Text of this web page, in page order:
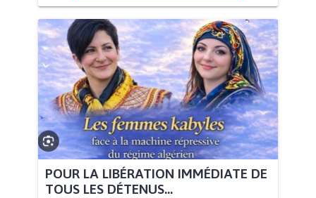
POUR LA LIBÉRATION IMMÉDIATE DE
TOUS LES DÉTENUS...